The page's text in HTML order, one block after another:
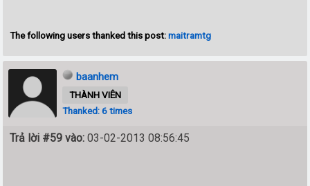
The following users thanked this post:maitramtg
baanhem
THÀNH VIÊN
Thanked: 6 times
Trả lời #59 vào: 03-02-2013 08:56:45